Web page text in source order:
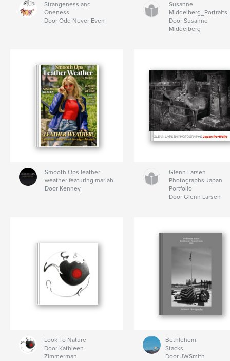
Strangeness and
Oneness
Door Odd Never Even
Susanne
Middelberg_Portraits
Door Susanne
Middelberg
Smooth Ops leather
weather featuring mariah
Door Kenney
Glenn Larsen
Photographs Japan
Portfolio
Door Glenn Larsen
Look To Nature
Door Kathleen
Zimmerman
Bethlehem
Stacks
Door JWSmith